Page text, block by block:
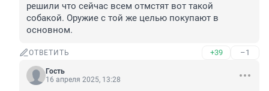
решили что сейчас всем отмстят вот такой
собакой. Оружие с той же целью покупают в
основном.
ОТВЕТИТЬ +39 –1
Гость
16 апреля 2025, 13:28